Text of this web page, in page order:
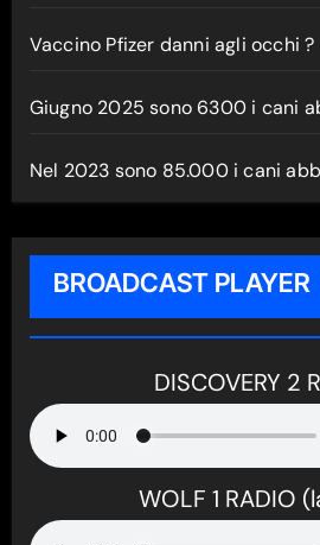
Vaccino Pfizer danni agli occhi ?
Giugno 2025 sono 6300 i cani
Nel 2023 sono 85.000 i cani
BROADCAST PLAYER
DISCOVERY 2
WOLF 1 RADIO